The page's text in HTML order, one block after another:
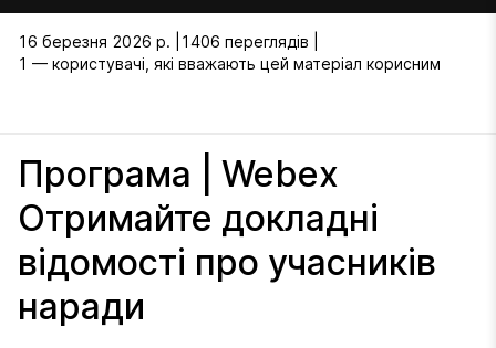
16 березня 2026 р. |
1406 переглядів |
1 — користувачі, які вважають цей матеріал корисним
Програма | Webex
Отримайте докладні
відомості про учасників
наради